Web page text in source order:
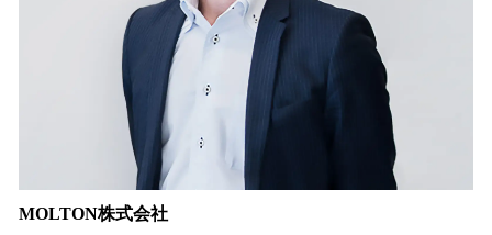
MOLTON株式会社